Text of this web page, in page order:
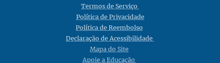
Termos de Serviço
Política de Privacidade
Política de Reembolso
Declaração de Acessibilidade
Mapa do Site
Apoie a Educação